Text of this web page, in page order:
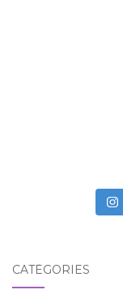
CATÉGORIES